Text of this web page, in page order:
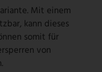
Mit einem
kann dieses
somit für
von